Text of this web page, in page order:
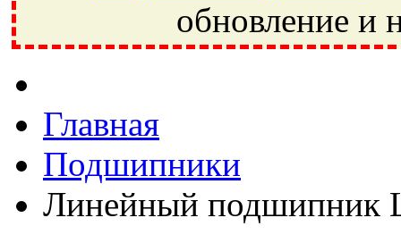
обновление и
Ивантеевка, подшипники, пневматика, метизы, техника,
Главная
Подшипники
Линейный подшипник